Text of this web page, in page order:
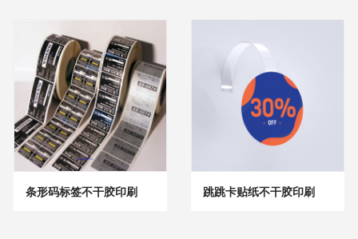
条形码标签不干胶印刷 跳跳卡贴纸不干胶印刷